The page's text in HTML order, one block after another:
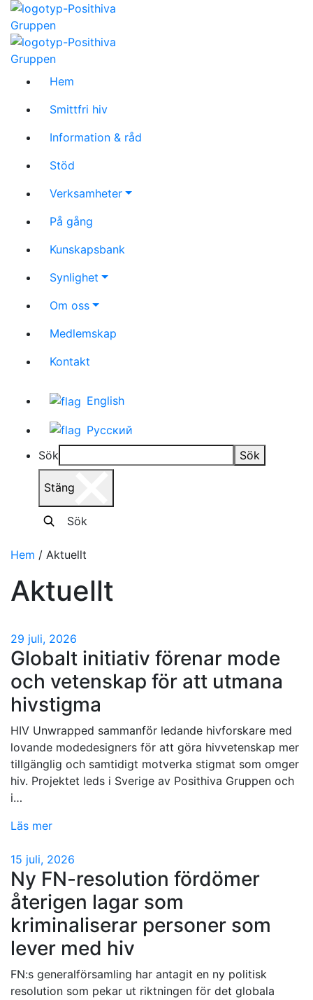
Hem
Smittfri hiv
Information & råd
Stöd
Verksamheter
På gång
Kunskapsbank
Synlighet
Om oss
Medlemskap
Kontakt
English
Русский
Sök
Sök
Stäng
Sök
Hem / Aktuellt
Aktuellt
29 juli, 2026
Globalt initiativ förenar mode
och vetenskap för att utmana
hivstigma
HIV Unwrapped sammanför ledande hivforskare med
lovande modedesigners för att göra hivvetenskap mer
tillgänglig och samtidigt motverka stigmat som omger
hiv. Projektet leds i Sverige av Posithiva Gruppen och
i…
Läs mer
15 juli, 2026
Ny FN-resolution fördömer
återigen lagar som
kriminaliserar personer som
lever med hiv
FN:s generalförsamling har antagit en ny politisk
resolution som pekar ut riktningen för det globala